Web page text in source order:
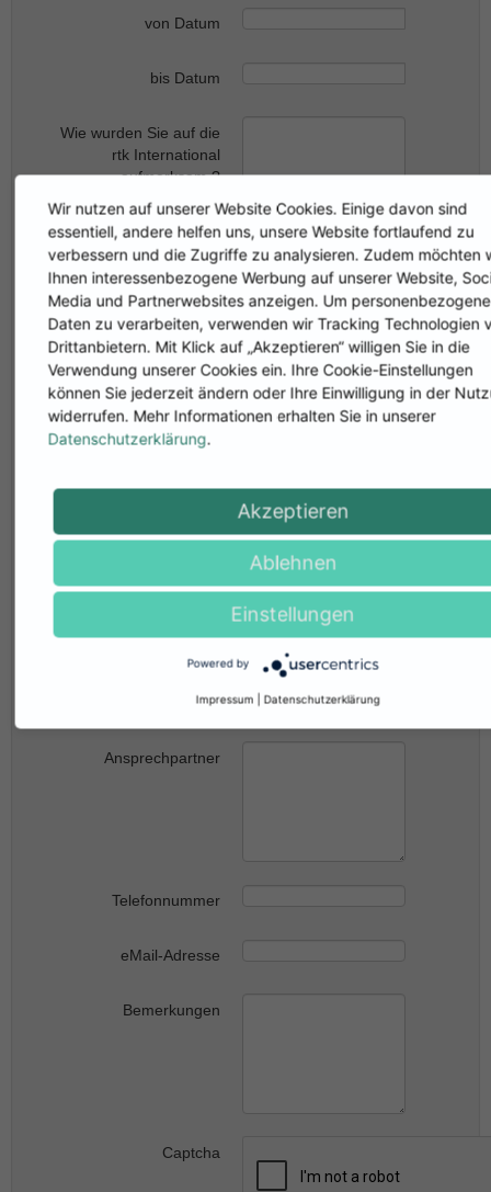
von Datum
bis Datum
Wie wurden Sie auf die
rtk International
aufmerksam ?
Empfehlung / Kollege
Außendienst
Veranstalter
Außendienst rtk
International
Fachpresse / Presse
Mr Mrs
Kennen Sie weitere Reisebüros, die Interesse an einer
Zusammenarbeit mit rtk International haben ?
Reisebüros
Ansprechpartner
Telefonnummer
eMail-Adresse
Bemerkungen
Captcha
Wir nutzen auf unserer Website Cookies. Einige davon sind
essentiell, andere helfen uns, unsere Website fortlaufend zu
verbessern und die Zugriffe zu analysieren. Zudem möchten
Ihnen interessenbezogene Werbung auf unserer Website,
Media und Partnerwebsites anzeigen. Um personenbezogene
Daten zu verarbeiten, verwenden wir Tracking Technologien
Drittanbietern. Mit Klick auf „Akzeptieren“ willigen Sie in die
Verwendung unserer Cookies ein. Ihre Cookie-Einstellungen
können Sie jederzeit ändern oder Ihre Einwilligung in der
widerrufen. Mehr Informationen erhalten Sie in unserer
Datenschutzerklärung.
Akzeptieren
Ablehnen
Einstellungen
Powered by
Impressum Datenschutzerklärung